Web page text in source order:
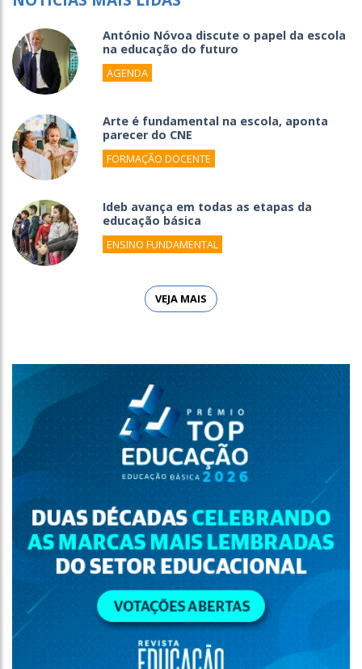
António Nóvoa discute o papel da escola
na educação do futuro
AGENDA
Arte é fundamental na escola, aponta
parecer do CNE
FORMAÇÃO DOCENTE
Ideb avança em todas as etapas da
educação básica
ENSINO FUNDAMENTAL
VEJA MAIS